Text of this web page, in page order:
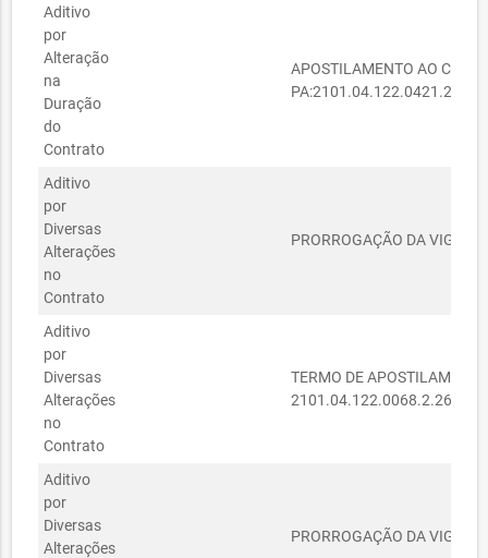
Aditivo
por
Alteração
na
Duração
do
Contrato
APOSTILAMENTO AO
Aditivo
por
Diversas
Alterações
no
Contrato
PRORROGAÇÃO DA
Aditivo
por
Diversas
Alterações
no
Contrato
TERMO DE
Aditivo
por
Diversas
Alterações
PRORROGAÇÃO DA